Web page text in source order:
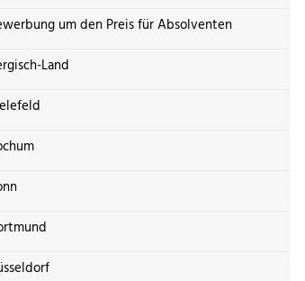
um den Preis für Absolventen
Land